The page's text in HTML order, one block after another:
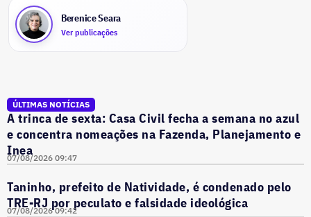
Berenice Seara
Ver publicações
ÚLTIMAS NOTÍCIAS
A trinca de sexta: Casa Civil fecha a semana no azul
e concentra nomeações na Fazenda, Planejamento e
Inea
07/08/2026 09:47
Taninho, prefeito de Natividade, é condenado pelo
TRE-RJ por peculato e falsidade ideológica
07/08/2026 09:42